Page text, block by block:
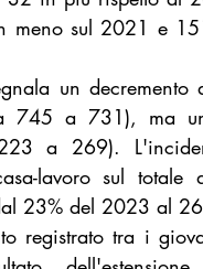
meno sul 2021 e
un decremento
745 a 731), ma
a 269).
lavoro sul totale
23% del 2023 al
registrato tra i